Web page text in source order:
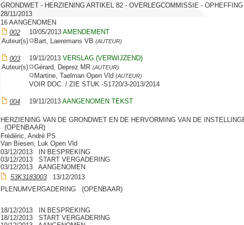
GRONDWET - HERZIENING ARTIKEL 82 - OVERLEGCOMMISSIE - OPHEFFING
28/11/2013
16 AANGENOMEN
002 10/05/2013 AMENDEMENT
Auteur(s)
Bart, Laeremans VB (AUTEUR)
003 19/11/2013 VERSLAG (VERWIJZEND)
Auteur(s)
Gérard, Deprez MR (AUTEUR)
Martine, Taelman Open Vld (AUTEUR)
VOIR DOC. / ZIE STUK -S1720/3-2013/2014
004 19/11/2013 AANGENOMEN TEKST
HERZIENING VAN DE GRONDWET EN DE HERVORMING VAN DE
(OPENBAAR)
Frédéric, André PS
Van Biesen, Luk Open Vld
03/12/2013 IN BESPREKING
03/12/2013 START VERGADERING
03/12/2013 AANGENOMEN
53K3183003 13/12/2013
PLENUMVERGADERING (OPENBAAR)
18/12/2013 IN BESPREKING
18/12/2013 START VERGADERING